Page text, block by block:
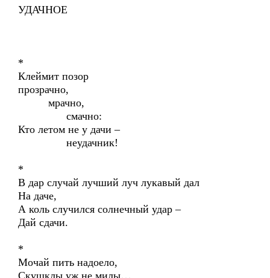
УДАЧНОЕ
*
Клеймит позор
прозрачно,
мрачно,
смачно:
Кто летом не у дачи –
неудачник!
*
В дар случай лучший луч лукавый дал
На даче,
А коль случился солнечный удар –
Дай сдачи.
*
Мочай пить надоело,
Скушклы уж не милы…